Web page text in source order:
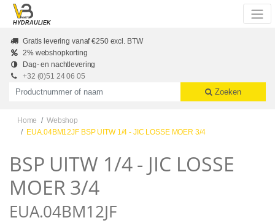
Skip to main content
HYDRAULIEK
Gratis levering vanaf €250 excl. BTW
2% webshopkorting
Dag- en nachtlevering
+32 (0)51 24 06 05
Productnummer of naam
Zoeken
Home
Webshop
EUA.04BM12JF BSP UITW 1/4 - JIC LOSSE MOER 3/4
BSP UITW 1/4 - JIC LOSSE
MOER 3/4
EUA.04BM12JF